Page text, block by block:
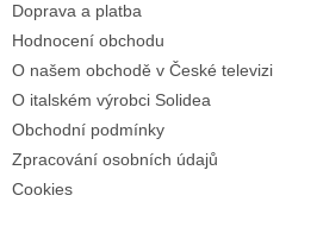
Doprava a platba
Hodnocení obchodu
O našem obchodě v České televizi
O italském výrobci Solidea
Obchodní podmínky
Zpracování osobních údajů
Cookies